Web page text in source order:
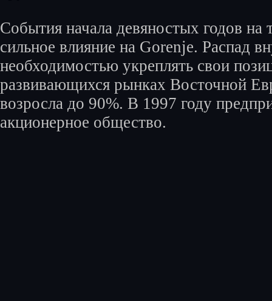
События начала девяностых годов
сильное влияние на Gorenje. Распад
необходимостью укреплять свои
развивающихся рынках Восточной
возросла до 90%. В 1997 году
акционерное общество.